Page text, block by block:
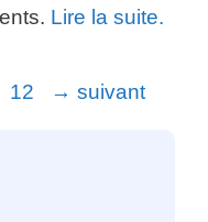
Lire la suite.
Page
12 → suivant